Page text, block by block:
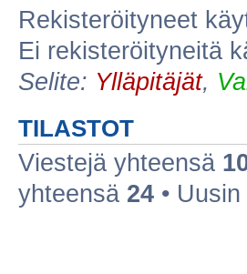
Rekisteröityneet
Ei rekisteröityneitä
Selite: Ylläpitäjät,
TILASTOT
Viestejä yhteensä
yhteensä 24 •